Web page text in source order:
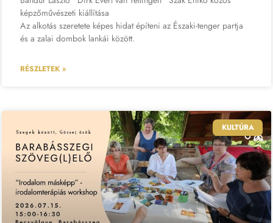
képzőművészeti kiállítása
Az alkotás szeretete képes hidat építeni az Északi-tenger partja
és a zalai dombok lankái között.
RÉSZLETEK »
KULTÚRA